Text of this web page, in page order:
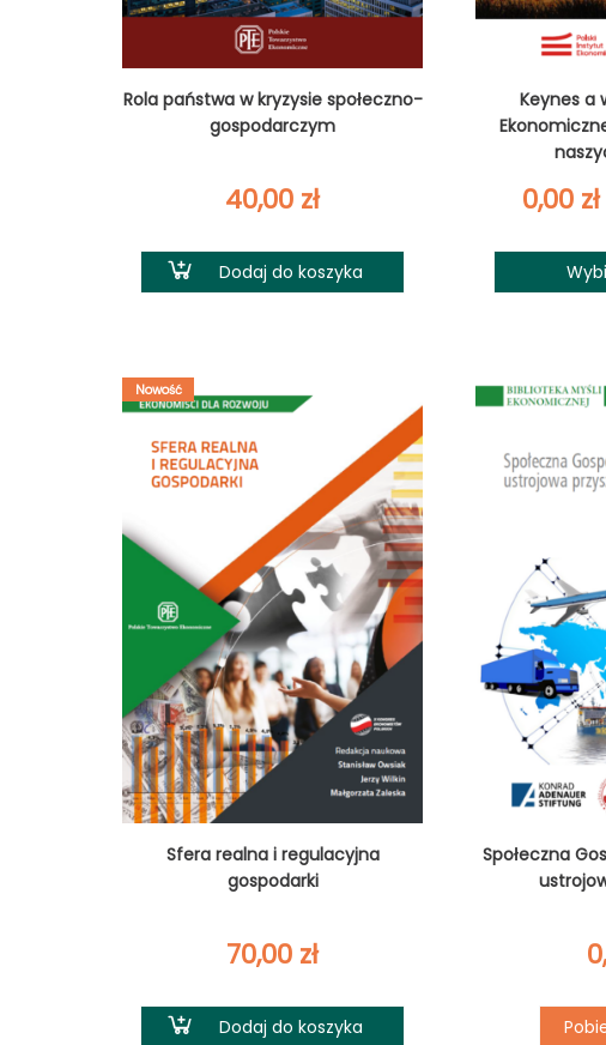
Rola państwa w kryzysie społeczno-
gospodarczym
40,00 zł
Dodaj do koszyka
Keynes a
0,00 zł
Nowość
Sfera realna i regulacyjna
gospodarki
70,00 zł
Dodaj do koszyka
Społeczna